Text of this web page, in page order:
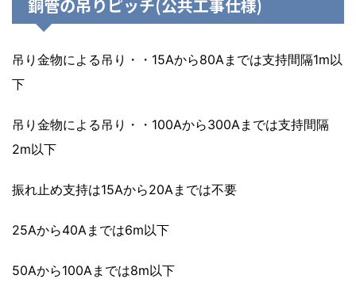
銅管の吊りピッチ(公共工事仕様)
吊り金物による吊り・・15Aから80Aまでは支持間隔1m以
下
吊り金物による吊り・・100Aから300Aまでは支持間隔
2m以下
振れ止め支持は15Aから20Aまでは不要
25Aから40Aまでは6m以下
50Aから100Aまでは8m以下